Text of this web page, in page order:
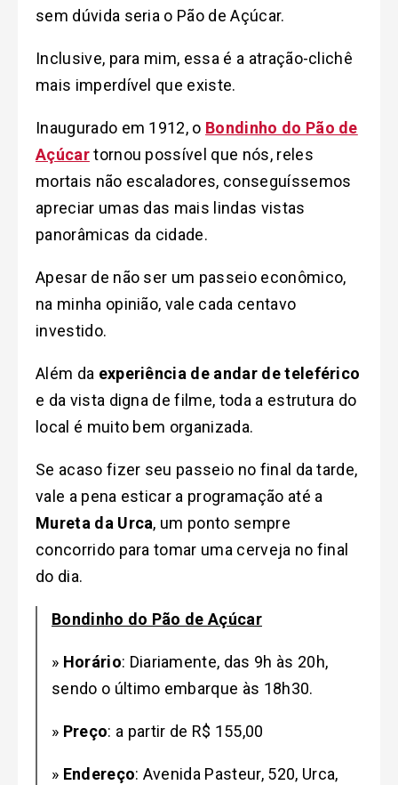
sem dúvida seria o Pão de Açúcar.
Inclusive, para mim, essa é a atração-clichê
mais imperdível que existe.
Inaugurado em 1912, o Bondinho do Pão de
Açúcartornou possível que nós, reles
mortais não escaladores, conseguíssemos
apreciar umas das mais lindas vistas
panorâmicas da cidade.
Apesar de não ser um passeio econômico,
na minha opinião, vale cada centavo
investido.
Além da experiência de andar de teleférico
e da vista digna de filme, toda a estrutura do
local é muito bem organizada.
Se acaso fizer seu passeio no final da tarde,
vale a pena esticar a programação até a
Mureta da Urca, um ponto sempre
concorrido para tomar uma cerveja no final
do dia.
Bondinho do Pão de Açúcar
» Horário: Diariamente, das 9h às 20h,
sendo o último embarque às 18h30.
» Preço: a partir de R$ 155,00
» Endereço: Avenida Pasteur, 520, Urca,